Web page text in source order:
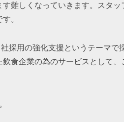
難しくなっていきます。スタッ
。
採用の強化支援というテーマで
食企業の為のサービスとして